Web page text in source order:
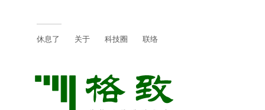
休息了 关于 科技圈 联络